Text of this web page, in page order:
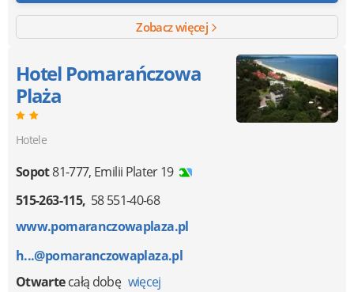
Zobacz więcej
Hotel Pomarańczowa
Plaża
Hotele
Sopot81-777, Emilii Plater 19
515-263-115 58 551-40-68
www.pomaranczowaplaza.pl
h...@pomaranczowaplaza.pl
Otwartecałą dobę więcej